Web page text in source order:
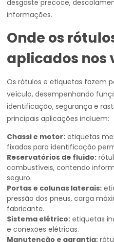
desgaste precoce,
informações.
Onde os
aplicados nos
Os rótulos e etiquetas fazem
veículo, desempenhando
identificação, segurança e
principais aplicações incluem:
Chassi e motor: etiquetas
fixadas para identificação
Reservatórios de fluido:
combustíveis, contendo
seguro.
Portas e colunas laterais:
pressão dos pneus, carga
fabricante.
Sistema elétrico: etiquetas
e conexões elétricas.
Manutenção e garantia: